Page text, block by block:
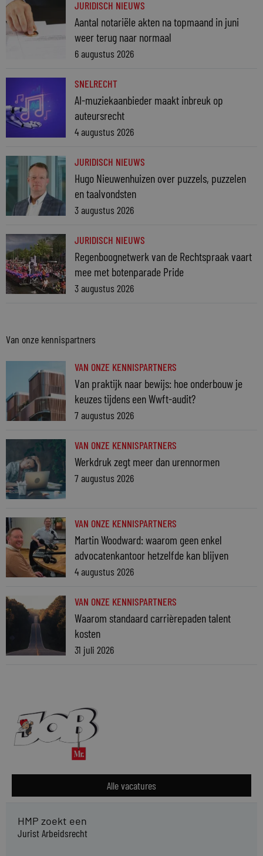
JURIDISCH NIEUWS
Aantal notariële akten na topmaand in juni
weer terug naar normaal
6 augustus 2026
SNELRECHT
AI-muziekaanbieder maakt inbreuk op
auteursrecht
4 augustus 2026
JURIDISCH NIEUWS
Hugo Nieuwenhuizen over puzzels, puzzelen
en taalvondsten
3 augustus 2026
JURIDISCH NIEUWS
Regenboognetwerk van de Rechtspraak vaart
mee met botenparade Pride
3 augustus 2026
Van onze kennispartners
VAN ONZE KENNISPARTNERS
Van praktijk naar bewijs: hoe onderbouw je
keuzes tijdens een Wwft-audit?
7 augustus 2026
VAN ONZE KENNISPARTNERS
Werkdruk zegt meer dan urennormen
7 augustus 2026
VAN ONZE KENNISPARTNERS
Martin Woodward: waarom geen enkel
advocatenkantoor hetzelfde kan blijven
4 augustus 2026
VAN ONZE KENNISPARTNERS
Waarom standaard carrièrepaden talent
kosten
31 juli 2026
Alle vacatures
HMP zoekt een
Jurist Arbeidsrecht